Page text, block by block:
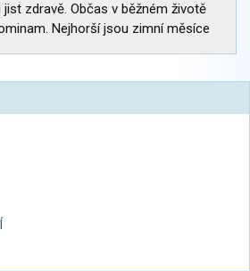
zdravě. Občas v běžném životě
Nejhorší jsou zimní měsíce